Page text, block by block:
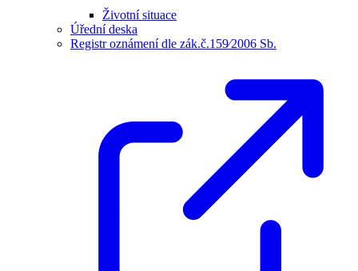
Životní situace
Úřední deska
Registr oznámení dle zák.č.159⁄2006 Sb.